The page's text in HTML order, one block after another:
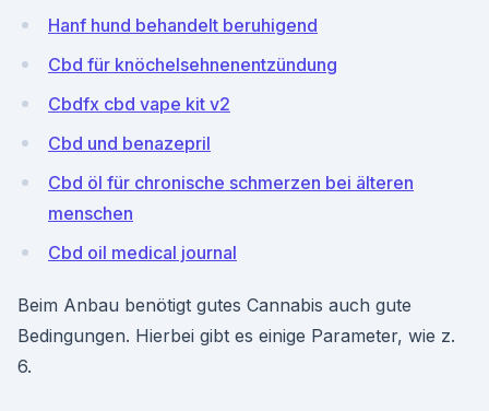
Hanf hund behandelt beruhigend
Cbd für knöchelsehnenentzündung
Cbdfx cbd vape kit v2
Cbd und benazepril
Cbd öl für chronische schmerzen bei älteren
menschen
Cbd oil medical journal
Beim Anbau benötigt gutes Cannabis auch gute
Bedingungen. Hierbei gibt es einige Parameter, wie z.
6.